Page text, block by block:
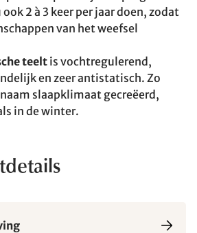
2 à 3 keer per jaar doen, zodat
van het weefsel
teelt is vochtregulerend,
en zeer antistatisch. Zo
slaapklimaat gecreëerd,
in de winter.